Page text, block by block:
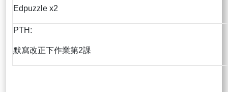
Edpuzzle x2
PTH:
默寫改正下作業第2課